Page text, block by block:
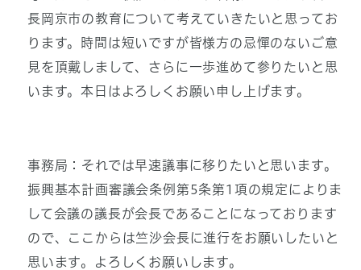
長岡京市の教育について考えていきたいと思ってお
ります。時間は短いですが皆様方の忌憚のないご意
見を頂戴しまして、さらに一歩進めて参りたいと思
います。本日はよろしくお願い申し上げます。
事務局：それでは早速議事に移りたいと思います。
振興基本計画審議会条例第5条第1項の規定によりま
して会議の議長が会長であることになっております
ので、ここからは竺沙会長に進行をお願いしたいと
思います。よろしくお願いします。